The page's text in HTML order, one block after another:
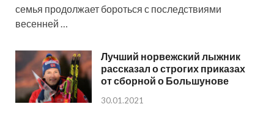
семья продолжает бороться с последствиями
весенней …
Лучший норвежский лыжник
рассказал о строгих приказах
от сборной о Большунове
30.01.2021